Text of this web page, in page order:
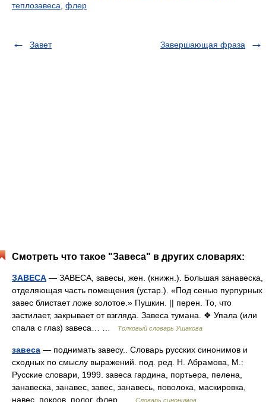
теплозавеса флер
Завет Завершающая фраза
Смотреть что такое "Завеса" в других словарях:
ЗАВЕСА — ЗАВЕСА, завесы, жен. (книжн.). Большая занавеска,
отделяющая часть помещения (устар.). «Под сенью пурпурных
завес блистает ложе золотое.» Пушкин. || перен. То, что
застилает, закрывает от взгляда. Завеса тумана. ❖ Упала (или
спала с глаз) завеса… …
Толковый словарь Ушакова
завеса — поднимать завесу.. Словарь русских синонимов и
сходных по смыслу выражений. под. ред. Н. Абрамова, М.:
Русские словари, 1999. завеса гардина, портьера, пелена,
занавеска, занавес, завес, занавесь, поволока, маскировка,
навес, покров, полог, флер …
Словарь синонимов